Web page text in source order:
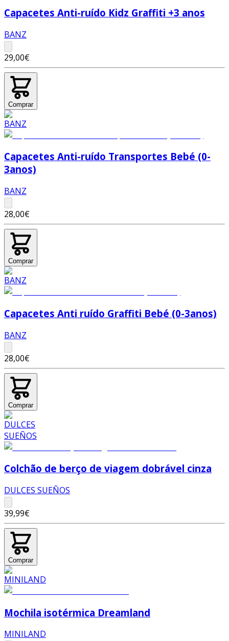
Capacetes Anti-ruído Kidz Graffiti +3 anos
BANZ
29,00€
Comprar
Capacetes Anti-ruído Transportes Bebé (0-
3anos)
BANZ
28,00€
Comprar
Capacetes Anti ruído Graffiti Bebé (0-3anos)
BANZ
28,00€
Comprar
Colchão de berço de viagem dobrável cinza
DULCES SUEÑOS
39,99€
Comprar
Mochila isotérmica Dreamland
MINILAND